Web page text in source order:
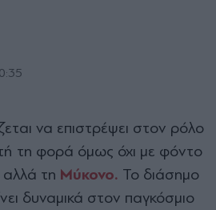
να επιστρέψει στον ρόλο
τη φορά όµως όχι µε φόντο
τη Μύκονο. Το διάσηµο
δυναµικά στον παγκόσµιο